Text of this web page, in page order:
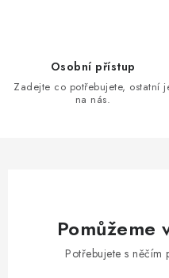
Osobní přístup
Zadejte co potřebujete, ostatní
na nás.
Pomůžeme
Potřebujete s něčím